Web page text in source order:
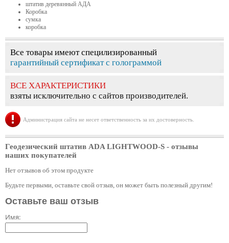
штатив деревянный АДА
Коробка
сумка
коробка
Все товары имеют специлизированный
гарантийный сертификат с голограммой
ВСЕ ХАРАКТЕРИСТИКИ
взяты исключительно с сайтов производителей.
Администрация сайта не несет ответственность за их достоверность.
Геодезический штатив ADA LIGHTWOOD-S - отзывы
наших покупателей
Нет отзывов об этом продукте
Будьте первыми, оставьте свой отзыв, он может быть полезный другим!
Оставьте ваш отзыв
Имя: